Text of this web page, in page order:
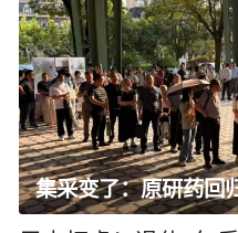
集采变了：原研药回